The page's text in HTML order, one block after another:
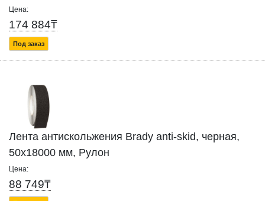
Цена:
174 884₸
Под заказ
Лента антискольжения Brady anti-skid, черная,
50x18000 мм, Рулон
Цена:
88 749₸